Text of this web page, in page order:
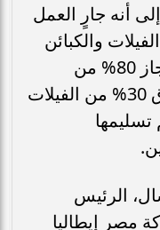
أنه جارٍ العمل
وحدة من الفيلات والكبائن
المطلة على البحر، حيث تم إنجاز 80% من
الكبائن، فيما من المتوقع إطلاق 30% من الفيلات
تسليمها
الرئيس
مصر إيطاليا